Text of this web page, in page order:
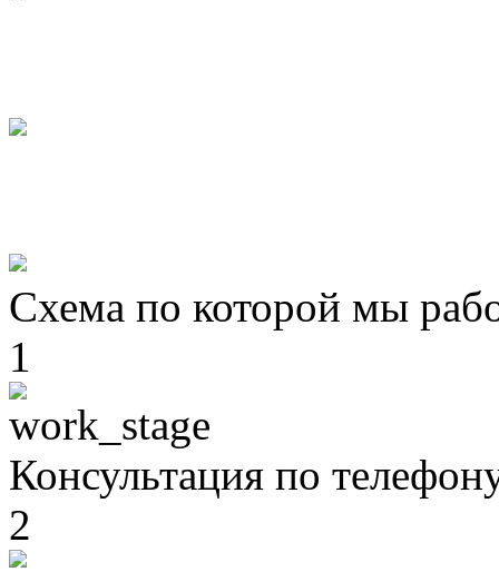
Схема по которой мы
1
Консультация по
2